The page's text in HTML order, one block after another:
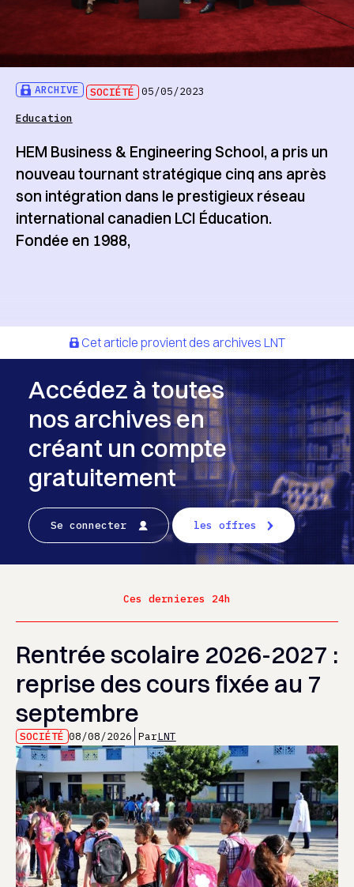
ARCHIVE SOCIÉTÉ 05/05/2023
Education
HEM Business & Engineering School, a pris un
nouveau tournant stratégique cinq ans après
son intégration dans le prestigieux réseau
international canadien LCI Éducation.
Fondée en 1988,
Cet article provient des archives LNT
Accédez à toutes
nos archives en
créant un compte
gratuitement
Se connecter les offres
Ces dernieres 24h
Rentrée scolaire 2026-2027 :
reprise des cours fixée au 7
septembre
SOCIÉTÉ 08/08/2026 ParLNT